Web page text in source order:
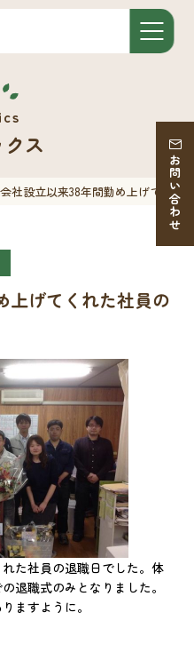
お問い合わせ
クス
会社設立以来38年間勤め上げてくれ
上げてくれた社員の
た社員の退職日でした。体
退職式のみとなりました。
ますように。